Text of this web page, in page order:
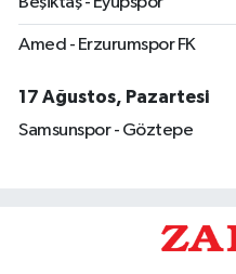
Amed - Erzurumspor FK
17 Ağustos, Pazartesi
Samsunspor - Göztepe